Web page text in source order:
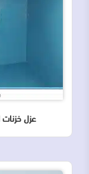
عزل خزنات